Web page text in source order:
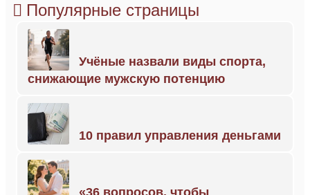
Популярные страницы
Учёные назвали виды спорта,
снижающие мужскую потенцию
10 правил управления деньгами
«36 вопросов, чтобы